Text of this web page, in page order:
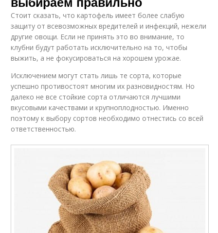
Стоит сказать, что картофель имеет более слабую
защиту от всевозможных вредителей и инфекций, нежели
другие овощи. Если не принять это во внимание, то
клубни будут работать исключительно на то, чтобы
выжить, а не фокусироваться на хорошем урожае.
Исключением могут стать лишь те сорта, которые
успешно противостоят многим их разновидностям. Но
далеко не все стойкие сорта отличаются лучшими
вкусовыми качествами и крупноплодностью. Именно
поэтому к выбору сортов необходимо отнестись со всей
ответственностью.